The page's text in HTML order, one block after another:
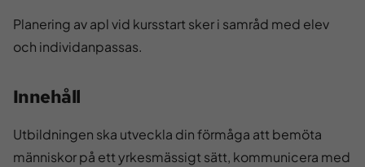
Planering av apl vid kursstart sker i samråd med elev
och individanpassas.
Innehåll
Utbildningen ska utveckla din förmåga att bemöta
människor på ett yrkesmässigt sätt, kommunicera med